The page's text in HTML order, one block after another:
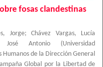
fosas clandestinas
Jorge; Chávez Vargas, Lucía
José Antonio (Universidad
de la Dirección General
Global por la Libertad de